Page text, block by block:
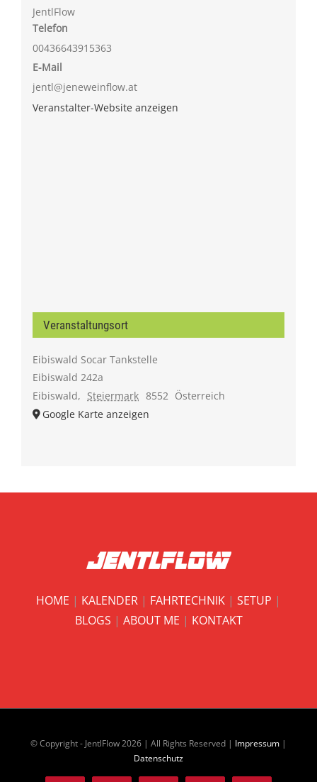
JentlFlow
Telefon
00436643915363
E-Mail
jentl@jeneweinflow.at
Veranstalter-Website anzeigen
Veranstaltungsort
Eibiswald Socar Tankstelle
Eibiswald 242a
Eibiswald, Steiermark 8552 Österreich
Google Karte anzeigen
HOME | KALENDER | FAHRTECHNIK | SETUP |
BLOGS | ABOUT ME | KONTAKT
© Copyright - JentlFlow2026 | All Rights Reserved | Impressum |
Datenschutz